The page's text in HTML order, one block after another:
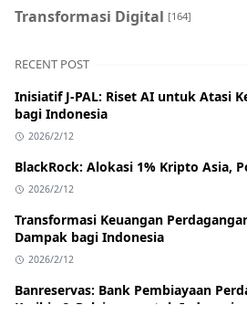
Transformasi Digital [164]
RECENT POST
Inisiatif J-PAL: Riset AI untuk Atasi
bagi Indonesia
2026/2/12
BlackRock: Alokasi 1% Kripto Asia,
2026/2/12
Transformasi Keuangan
Dampak bagi Indonesia
2026/2/12
Banreservas: Bank Pembiayaan
Karibia & Pelajaran untuk Indonesia